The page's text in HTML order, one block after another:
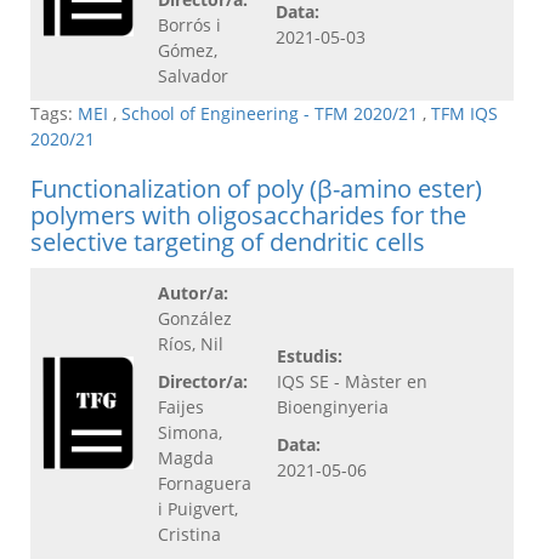
Borrós i
Gómez,
Salvador
Data:
2021-05-03
Tags: MEI , School of Engineering - TFM 2020/21 , TFM IQS
2020/21
Functionalization of poly (β-amino ester)
polymers with oligosaccharides for the
selective targeting of dendritic cells
Autor/a:
González
Ríos, Nil
Director/a:
Faijes
Simona,
Magda
Fornaguera
i Puigvert,
Cristina
Estudis:
IQS SE - Màster en
Bioenginyeria
Data:
2021-05-06